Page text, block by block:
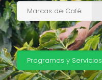
Marcas de Café
Programas y Servicios